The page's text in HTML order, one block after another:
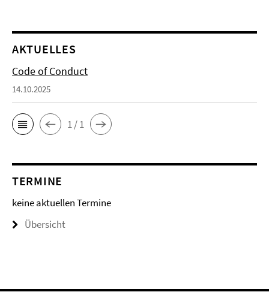
AKTUELLES
Code of Conduct
14.10.2025
1 / 1
TERMINE
keine aktuellen Termine
Übersicht